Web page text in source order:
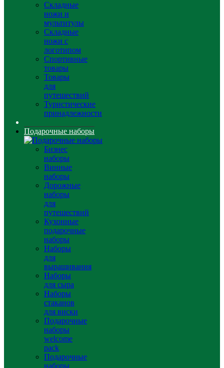
Складные
ножи и
мультитулы
Складные
ножи с
логотипом
Спортивные
товары
Товары
для
путешествий
Туристические
принадлежности
Подарочные наборы
Бизнес
наборы
Винные
наборы
Дорожные
наборы
для
путешествий
Кухонные
подарочные
наборы
Наборы
для
выращивания
Наборы
для сыра
Наборы
стаканов
для виски
Подарочные
наборы
welcome
pack
Подарочные
наборы